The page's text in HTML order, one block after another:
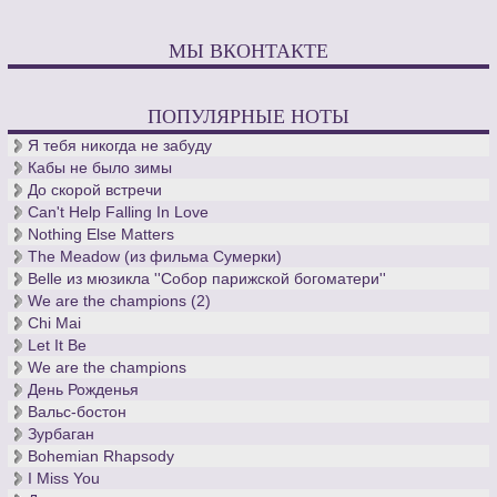
МЫ ВКОНТАКТЕ
ПОПУЛЯРНЫЕ НОТЫ
Я тебя никогда не забуду
Кабы не было зимы
До скорой встречи
Can't Help Falling In Love
Nothing Else Matters
The Meadow (из фильма Сумерки)
Belle из мюзикла ''Собор парижской богоматери''
We are the champions (2)
Chi Mai
Let It Be
We are the champions
День Рожденья
Вальс-бостон
Зурбаган
Bohemian Rhapsody
I Miss You